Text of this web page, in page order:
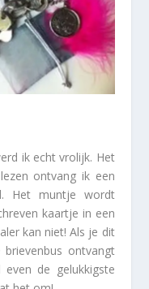
ik echt vrolijk. Het
ontvang ik een
Het muntje wordt
kaartje in een
kan niet! Als je dit
ontvangt
de gelukkigste